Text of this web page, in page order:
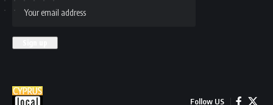
Follow US